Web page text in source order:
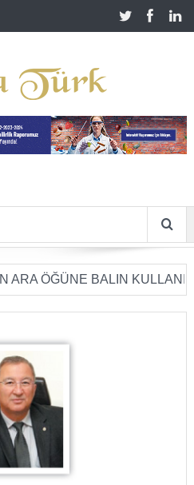
BALIN KULLANIM